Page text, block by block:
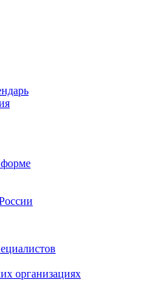
организациях